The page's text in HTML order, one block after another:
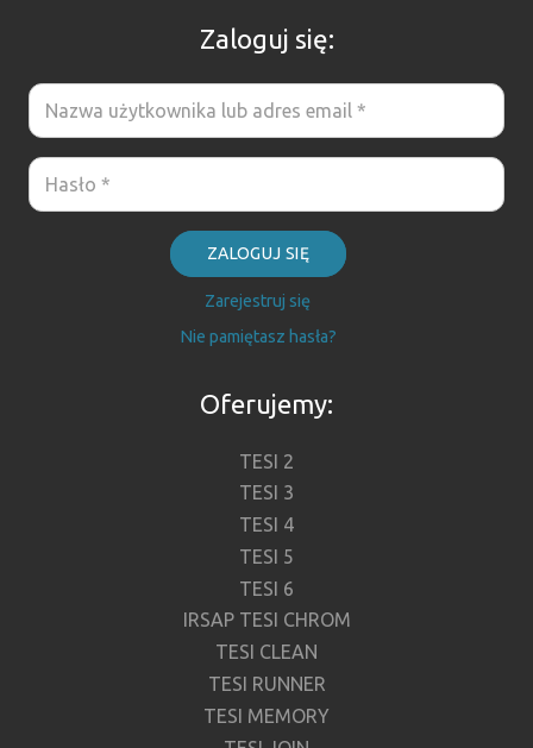
Zaloguj się:
ZALOGUJ SIĘ
Zarejestruj się
Nie pamiętasz hasła?
Oferujemy:
TESI 2
TESI 3
TESI 4
TESI 5
TESI 6
IRSAP TESI CHROM
TESI CLEAN
TESI RUNNER
TESI MEMORY